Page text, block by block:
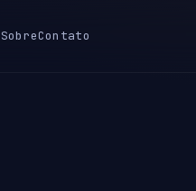
SobreContato